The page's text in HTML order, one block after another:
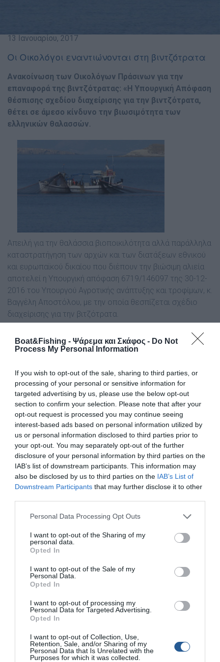
Boat&Fishing - Ψάρεμα και Σκάφος - Do Not
Process My Personal Information
If you wish to opt-out of the sale, sharing to third parties, or
processing of your personal or sensitive information for
targeted advertising by us, please use the below opt-out
section to confirm your selection. Please note that after your
opt-out request is processed you may continue seeing
interest-based ads based on personal information utilized by
us or personal information disclosed to third parties prior to
your opt-out. You may separately opt-out of the further
disclosure of your personal information by third parties on the
IAB’s list of downstream participants. This information may
also be disclosed by us to third parties on the IAB’s List of
Downstream Participants that may further disclose it to other
Personal Data Processing Opt Outs
I want to opt-out of the Sharing of my
personal data.
Opted In
I want to opt-out of the Sale of my
Personal Data.
Opted In
I want to opt-out of processing my
Personal Data for Targeted Advertising.
Opted In
I want to opt-out of Collection, Use,
Retention, Sale, and/or Sharing of my
Personal Data that Is Unrelated with the
Purposes for which it was collected.
13 Ιανουαρίου, 2017
Οι Οικολόγοι εναντιώνονται στη βιντζότρατα
Ανακοίνωση των Οικολόγων Πράσινων για την
επαναφορά της βιντζότρατας: «Η Υπουργική Απόφαση
θέσπισης σχεδίου διαχείρισης για την βιντζότρατα,
θέτει σε άμεσο κίνδυνο την βιωσιμότητα των
ελληνικών θαλασσών.
Απειλή για την θαλάσσια βιοποικιλότητα αλλά παράλληλα
καταστρατήγηση των αρχών και των διατάξεων εθνικού
και ευρωπαϊκού δικαίου που διέπουν την βιώσιμη αλιεία
αποτελεί η Υπουργική απόφαση 6719/146097 της 30-12-
2016 του Υπουργού Αγροτικής ανάπτυξης και τροφίμων, κ.
Βαγγέλη Αποστόλου, με την οποία θεσπίζεται σχέδιο
διαχείρισης για την βιτζότρατα.
Όπως έχουν επανειλημμένως τονίσει οι Οικολόγοι
Πράσινοι, αλλά και σε Ευρωπαϊκό επίπεδο οι Ευρωπαίοι
οποίο λειτουργεί σαρωτικά και έχει καταστροφικά
αποτελέσματα στους ιχθυοπληθυσμούς και την θαλάσσια
βιοποικιλότητα. Η Ευρωπαϊκή Επιτροπή επιβεβαιώνει την
κατάσταση αυτή. Μετά από σχετικές αποφάσεις της ΕΕ η
βιντζότρατα τελούσε υπό απαγόρευση μέχρι τον
Δεκέμβριο του 2014. Επίσης αξίζει να σημειωθεί, ότι τα
σχέδια διαχείρισης που έχουν κατατεθεί ως τώρα δεν
έχουν γίνει δεκτά από την Ευρωπαϊκή Επιτροπή. Σύμφωνα
με πρόσφατη (Αύγουστος 2016) έκθεση της Γενικής
Διεύθυνσης Αλιείας της Ευρωπαϊκής Επιτροπής (STECF-
16-15) μία χώρα μπορεί να επιτρέψει τη χρήση της
βιντζότρατας μόνο αν έχει εκπονηθεί διαχειριστικό
σχέδιο που να το προβλέπει το οποίο θα πρέπει να είναι
επιστημονικά και οικονομοτεχνικά δεδομένα και θα
πρέπει να θέτει ως στόχο την αποκατάσταση των
Ο Υπουργός Αγροτικής Ανάπτυξης φαίνεται να υποκύπτει
βιντζότρατα, αγνοώντας τις μη αναστρέψιμες
επιπτώσεις στο θαλάσσιο οικοσύστημα αλλά και τα
αποτελούν τη συντριπτική πλειοψηφία των αλιέων
(περίπου 95%). Η απόφαση δεν έχει καν λάβει υπόψη τις